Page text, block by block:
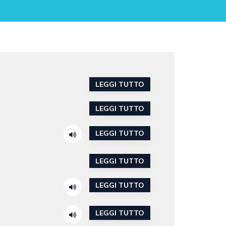
LEGGI TUTTO
LEGGI TUTTO
LEGGI TUTTO
LEGGI TUTTO
LEGGI TUTTO
LEGGI TUTTO